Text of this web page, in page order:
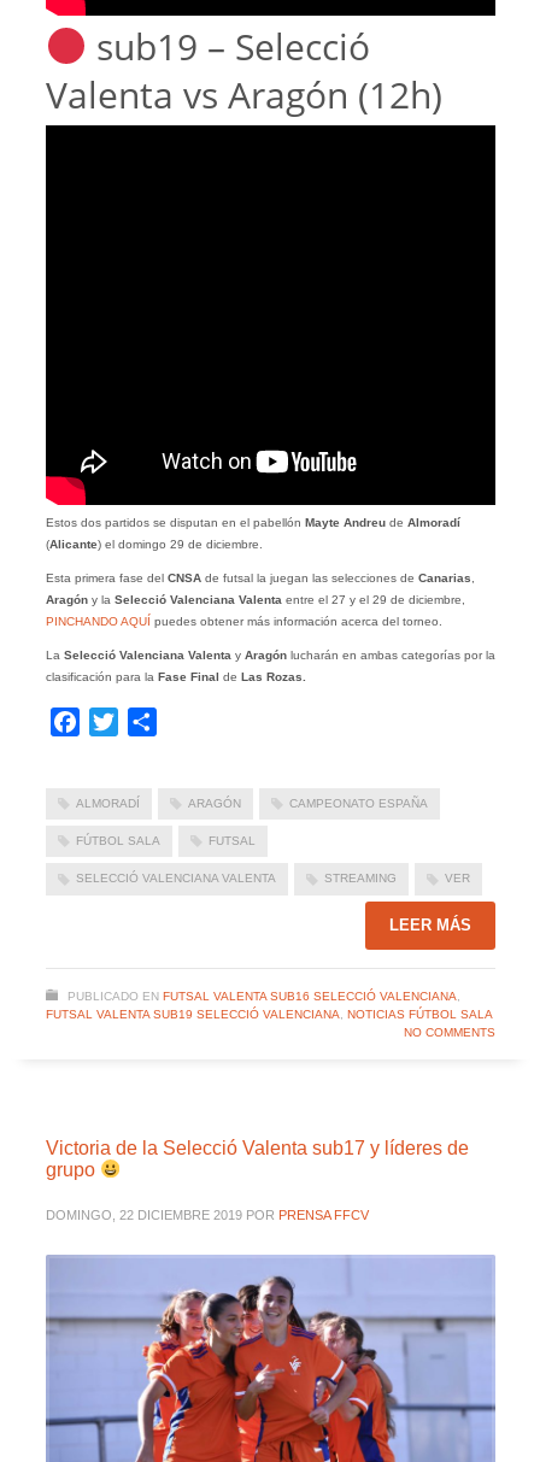
sub19 – Selecció
Valenta vs Aragón (12h)
Estos dos partidos se disputan en el pabellón Mayte Andreu de Almoradí
(Alicante) el domingo 29 de diciembre.
Esta primera fase del CNSAde futsal la juegan las selecciones de Canarias
Aragóny la Selecció Valenciana Valenta entre el 27 y el 29 de diciembre,
PINCHANDO AQUÍ puedes obtener más información acerca del torneo.
La Selecció Valenciana Valenta y Aragónlucharán en ambas categorías por la
clasificación para la Fase Final de Las Rozas.
Facebook
Twitter
ALMORADÍ ARAGÓN CAMPEONATO ESPAÑA
FÚTBOL SALA FUTSAL
SELECCIÓ VALENCIANA VALENTA STREAMING VER
LEER MÁS
PUBLICADO EN FUTSAL VALENTA SUB16 SELECCIÓ VALENCIANA
FUTSAL VALENTA SUB19 SELECCIÓ VALENCIANA
NOTICIAS FÚTBOL SALA
NO COMMENTS
Victoria de la Selecció Valenta sub17 y líderes de
grupo
DOMINGO, 22 DICIEMBRE 2019 POR PRENSA FFCV